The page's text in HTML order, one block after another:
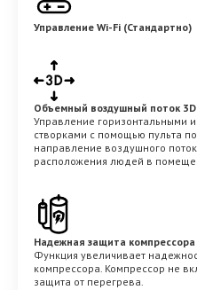
Управление Wi-Fi (Стандартно)
Объемный воздушный поток
Управление горизонтальными
створками с помощью пульта
направление воздушного
расположения людей в
Надежная защита компрессора
Функция увеличивает
компрессора. Компрессор не
защита от перегрева.